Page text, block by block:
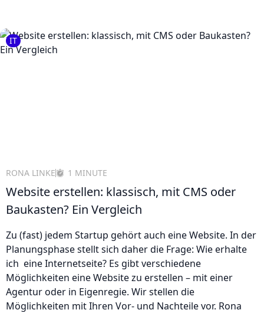
IT
RONA LINKE 1 MINUTE
Website erstellen: klassisch, mit CMS oder
Baukasten? Ein Vergleich
Zu (fast) jedem Startup gehört auch eine Website. In der
Planungsphase stellt sich daher die Frage: Wie erhalte
ich eine Internetseite? Es gibt verschiedene
Möglichkeiten eine Website zu erstellen – mit einer
Agentur oder in Eigenregie. Wir stellen die
Möglichkeiten mit Ihren Vor- und Nachteile vor. Rona